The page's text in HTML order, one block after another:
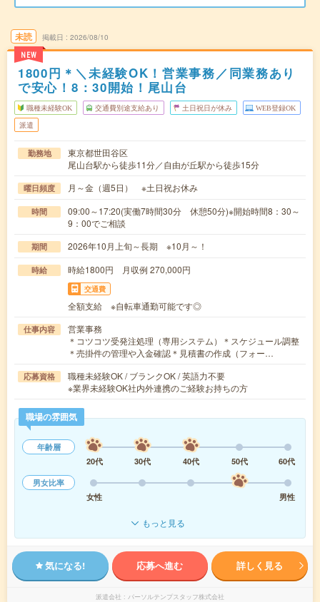
未読
NEW
掲載日 2026/08/10
1800円＊＼未経験OK！営業事務／同業務あり
で安心！8：30開始！尾山台
職種未経験OK 交通費別途支給あり 土日祝日が休み WEB登録OK
派遣
勤務地
東京都世田谷区
尾山台駅から徒歩11分／自由が丘駅から徒歩15分
曜日頻度 月～金（週5日） ※土日祝お休み
時間
09:00～17:20(実働7時間30分 休憩50分)※開始時間8：30～
9：00でご相談
期間 2026年10月上旬～長期 ※10月～！
時給 時給1800円 月収例 270,000円
交通費
全額支給 ※自転車通勤可能です◎
仕事内容
営業事務
＊コツコツ受発注処理（専用システム）＊スケジュール調整
＊売掛件の管理や入金確認＊見積書の作成（フォー…
応募資格
職種未経験OK / ブランクOK / 英語力不要
※業界未経験OK社内外連携のご経験お持ちの方
職場の雰囲気
年齢層
20代
30代 40代 50代
60代
男女比率
女性
男性
もっと見る
気になる! 応募へ進む 詳しく見る
派遣会社 パーソルテンプスタッフ株式会社